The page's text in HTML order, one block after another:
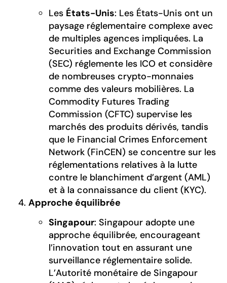
Les États-Unis: Les États-Unis ont un
paysage réglementaire complexe avec
de multiples agences impliquées. La
Securities and Exchange Commission
(SEC) réglemente les ICO et considère
de nombreuses crypto-monnaies
comme des valeurs mobilières. La
Commodity Futures Trading
Commission (CFTC) supervise les
marchés des produits dérivés, tandis
que le Financial Crimes Enforcement
Network (FinCEN) se concentre sur les
réglementations relatives à la lutte
contre le blanchiment d’argent (AML)
et à la connaissance du client (KYC).
Approche équilibrée
Singapour: Singapour adopte une
approche équilibrée, encourageant
l’innovation tout en assurant une
surveillance réglementaire solide.
L’Autorité monétaire de Singapour